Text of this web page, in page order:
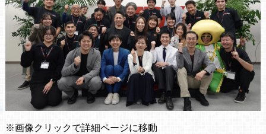
※画像クリックで詳細ページに移動